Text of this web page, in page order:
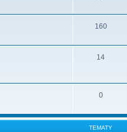
160
14
0
TEMATY